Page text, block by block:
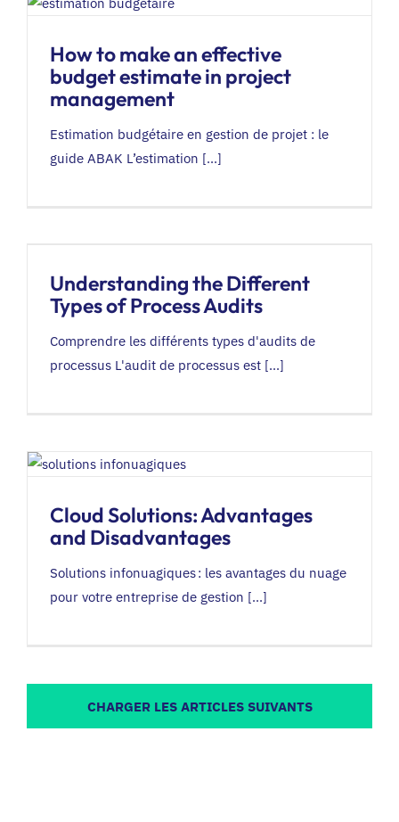
How to make an effective
budget estimate in project
management
Estimation budgétaire en gestion de projet : le
guide ABAK L’estimation [...]
Understanding the Different
Types of Process Audits
Comprendre les différents types d'audits de
processus L'audit de processus est [...]
Cloud Solutions: Advantages
and Disadvantages
Solutions infonuagiques : les avantages du nuage
pour votre entreprise de gestion [...]
CHARGER LES ARTICLES SUIVANTS